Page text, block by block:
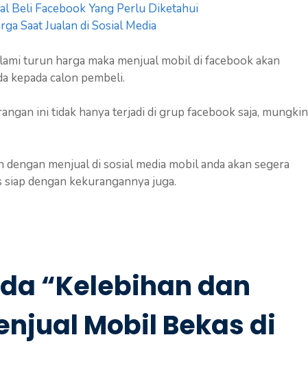
Beli Facebook Yang Perlu Diketahui
Saat Jualan di Sosial Media
turun harga maka menjual mobil di facebook akan
kepada calon pembeli.
ini tidak hanya terjadi di grup facebook saja, mungkin
dengan menjual di sosial media mobil anda akan segera
dengan kekurangannya juga.
“Kelebihan dan
Mobil Bekas di